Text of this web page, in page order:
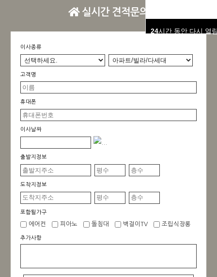
24시간 동안 다시 열
실시간 견적문의
이사종류
고객명
휴대폰
이사날짜
출발지정보
도착지정보
포함될가구
에어컨 피아노 돌침대 벽걸이TV 조립식장롱
추가사항